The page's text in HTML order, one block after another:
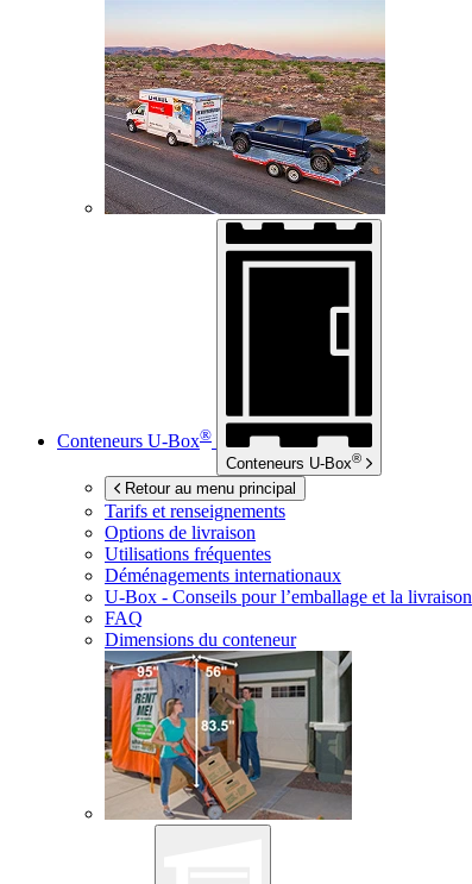
Conteneurs U-Box®
Conteneurs U-Box®
Retour au menu principal
Tarifs et renseignements
Options de livraison
Utilisations fréquentes
Déménagements internationaux
U-Box - Conseils pour l’emballage et la livraison
FAQ
Dimensions du conteneur